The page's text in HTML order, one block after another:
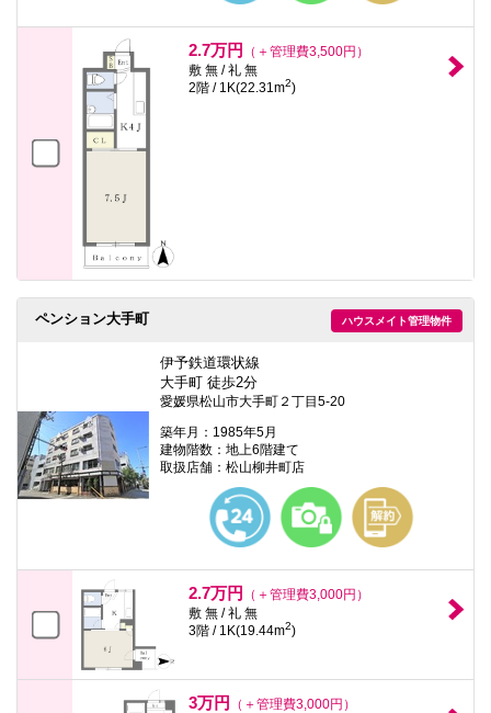
2.7万円
（＋管理費3,500円）
敷 無 / 礼 無
2階 / 1K(22.31m2)
ハウスメイト管理物件
ペンション大手町
伊予鉄道環状線
大手町 徒歩2分
愛媛県松山市大手町２丁目5-20
築年月：1985年5月
建物階数：地上6階建て
取扱店舗：松山柳井町店
2.7万円
（＋管理費3,000円）
敷 無 / 礼 無
3階 / 1K(19.44m2)
3万円
（＋管理費3,000円）